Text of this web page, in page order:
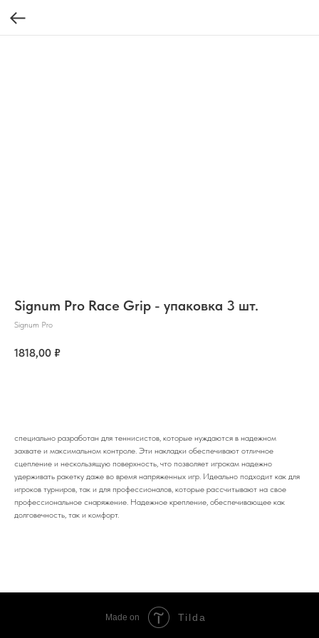
Signum Pro Race Grip - упаковка 3 шт.
Signum Pro
1818,00 ₽
специально разработан для теннисистов, которые нуждаются в надежном
захвате и максимальном контроле. Эти накладки обеспечивают отличное
сцепление и нескользящую поверхность, что позволяет игрокам надежно
удерживать ракетку даже во время напряженных игр. Идеально подходит как для
игроков турниров, так и для профессионалов, которые рассчитывают на свое
профессиональное снаряжение. Надежное крепление, обеспечивающее как
долговечность, так и комфорт.
Made on Tilda